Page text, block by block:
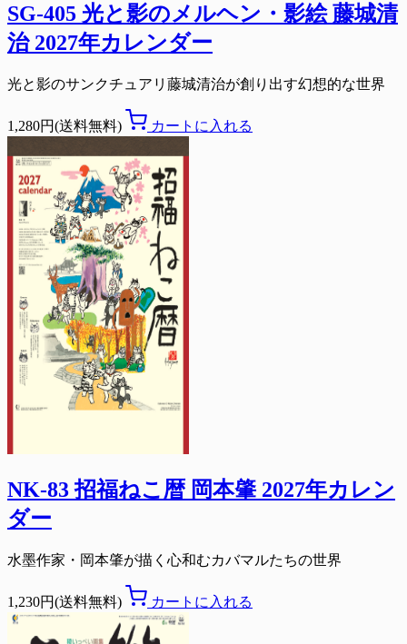
SG-405 光と影のメルヘン・影絵 藤城清
治 2027年カレンダー
光と影のサンクチュアリ藤城清治が創り出す幻想的な世界
1,280円(送料無料) カートに入れる
NK-83 招福ねこ暦 岡本肇 2027年カレン
ダー
水墨作家・岡本肇が描く心和むカバマルたちの世界
1,230円(送料無料) カートに入れる